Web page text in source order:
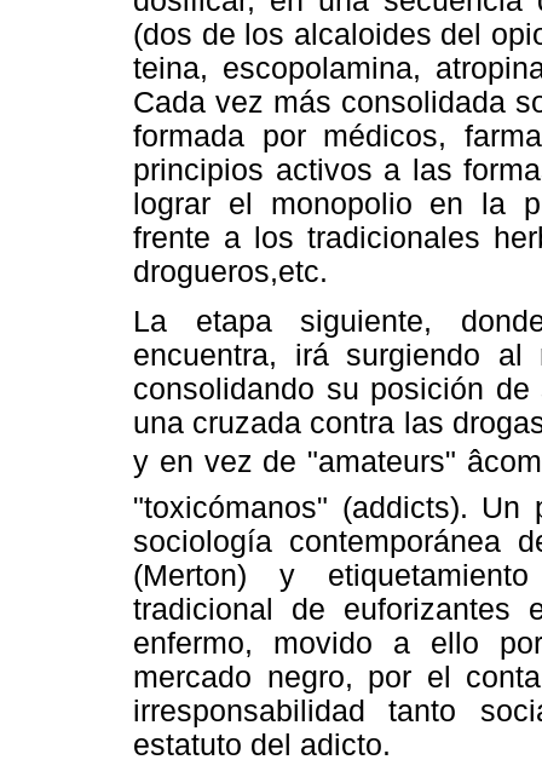
(dos de los alcaloides del
teina, escopolamina,
Cada vez más consolidada
formada por médicos,
principios activos a las
lograr el monopolio en la
frente a los tradicionales
drogueros,etc.
La etapa siguiente,
encuentra, irá surgiendo
consolidando su posición
una cruzada contra las
y en vez de "amateurs"
"toxicómanos" (addicts).
sociología contemporánea
(Merton) y
tradicional de euforizantes
enfermo, movido a ello
mercado negro, por el
irresponsabilidad tanto
estatuto del adicto.